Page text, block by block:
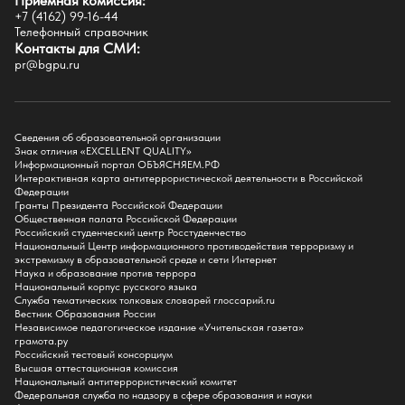
Естественно-географический факультет
Историко-филологический факультет
Факультет иностранных языков
Факультет педагогики и психологии
Факультет физической культуры и спорта
Подготовительное отделение для иностранных граждан
Поступление
Приемная комиссия
Поступай в БГПУ
Специальности и направления
Списки поступающих
Приказы о зачислении
Полезные материалы
Общежитие
Информация о целевом обучении
Обркредит в СПО
Бакалавриат
Магистратура
Аспирантура
СПО
Правила приема на Бакалавриат
Правила приема на Магистратуру
Правила приема на СПО
+7 (4162) 99-16-44
Телефонный справочник
Контакты для СМИ:
pr@bgpu.ru
Сведения об образовательной организации
Знак отличия «EXCELLENT QUALITY»
Информационный портал ОБЪЯСНЯЕМ.РФ
Интерактивная карта антитеррористической деятельности в Российской
Федерации
Гранты Президента Российской Федерации
Общественная палата Российской Федерации
Российский студенческий центр Росстуденчество
Национальный Центр информационного противодействия терроризму и
экстремизму в образовательной среде и сети Интернет
Наука и образование против террора
Национальный корпус русского языка
Служба тематических толковых словарей глоссарий.ru
Вестник Образования России
Независимое педагогическое издание «Учительская газета»
грамота.ру
Российский тестовый консорциум
Высшая аттестационная комиссия
Национальный антитеррористический комитет
Федеральная служба по надзору в сфере образования и науки